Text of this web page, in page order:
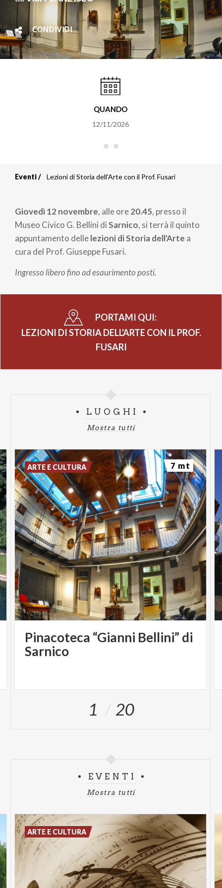
CONDIVIDI
QUANDO
12/11/2026
di
pane
Eventi Lezioni di Storia dell'Arte con il Prof. Fusari
Giovedì 12 novembre, alle ore20.45, presso il
Museo Civico G. Bellini diSarnico, si terrà il quinto
appuntamento dellelezioni di Storia dell'Arte a
cura del Prof. Giuseppe Fusari.
Ingresso libero fino ad esaurimento posti.
PORTAMI QUI:
LEZIONI DI STORIA DELL'ARTE CON IL PROF.
FUSARI
LUOGHI
Mostra tutti
Pinacoteca “Gianni Bellini” di
Sarnico
ARTE E CULTURA 7 mt
1 20
EVENTI
Mostra tutti
ARTE E CULTURA